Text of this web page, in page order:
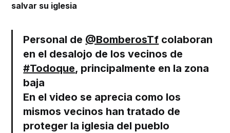
salvar su iglesia
Personal de @BomberosTf colaboran
en el desalojo de los vecinos de
#Todoque, principalmente en la zona
baja
En el video se aprecia como los
mismos vecinos han tratado de
proteger la iglesia del pueblo